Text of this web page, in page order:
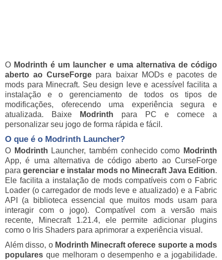
O Modrinth é um launcher e uma alternativa de código
aberto ao CurseForge para baixar MODs e pacotes de
mods para Minecraft. Seu design leve e acessível facilita a
instalação e o gerenciamento de todos os tipos de
modificações, oferecendo uma experiência segura e
atualizada. Baixe
Modrinth para PC e comece a
personalizar seu jogo de forma rápida e fácil.
O que é o Modrinth Launcher?
O Modrinth Launcher, também conhecido como Modrinth
App, é uma alternativa de código aberto ao CurseForge
para gerenciar e instalar mods no Minecraft Java Edition.
Ele facilita a instalação de mods compatíveis com o Fabric
Loader (o carregador de mods leve e atualizado) e a Fabric
API (a biblioteca essencial que muitos mods usam para
interagir com o jogo). Compatível com a versão mais
recente, Minecraft 1.21.4, ele permite adicionar plugins
como o Iris Shaders para aprimorar a experiência visual.
Além disso, o Modrinth Minecraft oferece suporte a mods
populares que melhoram o desempenho e a jogabilidade.